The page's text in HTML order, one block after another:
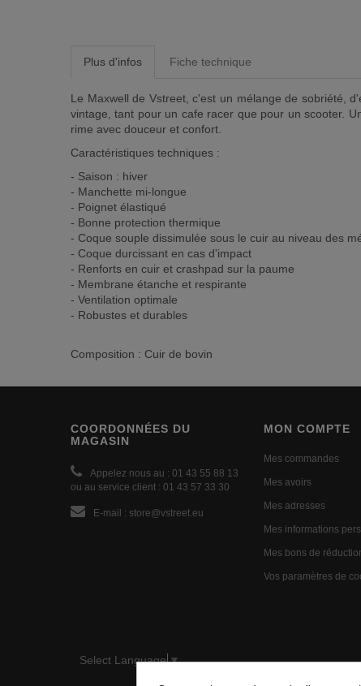
Plus d'infos Fiche technique
Le Maxwell de Vstreet, c'est un mélange de sobriété,
vintage, tant pour un cafe racer que pour un scooter.
rime avec douceur et confort.
Caractéristiques techniques :
- Saison : hiver
- Manchette mi-longue
- Poignet élastiqué
- Bonne protection thermique
- Coque souple dissimulée sous le cuir au niveau des
- Coque durcissant en cas d'impact
- Renforts en cuir et crashpad sur la paume
- Membrane étanche et respirante
- Ventilation optimale
- Robustes et durables
Composition : Cuir de bovin
COORDONNÉES DU
MAGASIN
Appelez nous au : 01 43 55 88 13
ou au service client : 01 43 57 33 30
E-mail : store@vstreet.eu
MON COMPTE
Mes commandes
Mes avoirs
Mes adresses
Mes informations
Mes bons de
Vos paramètres de
Select Language▼